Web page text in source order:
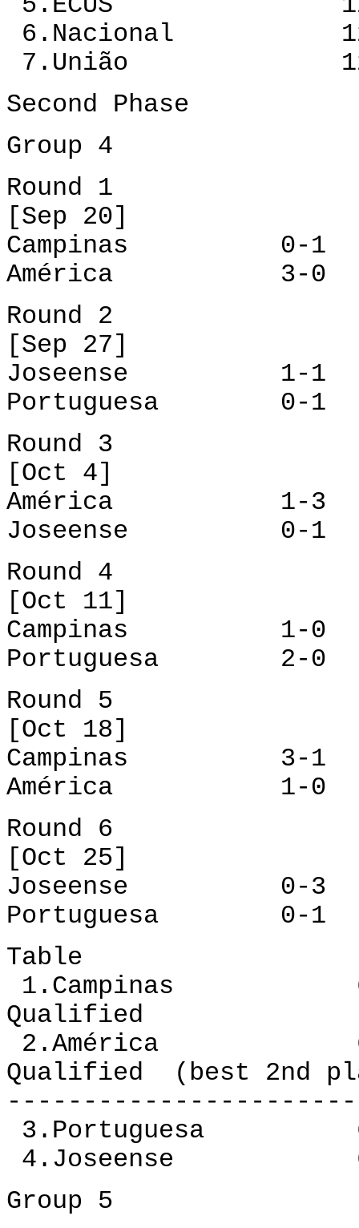
6.Nacional 12
7.União 12 0
Second Phase
Group 4
Round 1
[Sep 20]
Campinas 0-1
América 3-0
Round 2
[Sep 27]
Joseense 1-1
Portuguesa 0-1
Round 3
[Oct 4]
América 1-3
Joseense 0-1
Round 4
[Oct 11]
Campinas 1-0
Portuguesa 2-0
Round 5
[Oct 18]
Campinas 3-1
América 1-0
Round 6
[Oct 25]
Joseense 0-3
Portuguesa 0-1
Table
1.Campinas
Qualified
2.América 6
Qualified (best 2nd
3.Portuguesa
4.Joseense 6
Group 5